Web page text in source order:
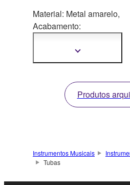
Material: Metal amarelo,
Acabamento:
transparenteMostrar
Produtos
Instrumentos Musicais
Tubas